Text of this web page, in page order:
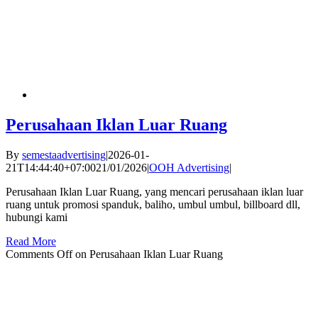
Perusahaan Iklan Luar Ruang
By semestaadvertising|2026-01-
21T14:44:40+07:0021/01/2026|OOH Advertising|
Perusahaan Iklan Luar Ruang, yang mencari perusahaan iklan luar
ruang untuk promosi spanduk, baliho, umbul umbul, billboard dll,
hubungi kami
Read More
Comments Offon Perusahaan Iklan Luar Ruang